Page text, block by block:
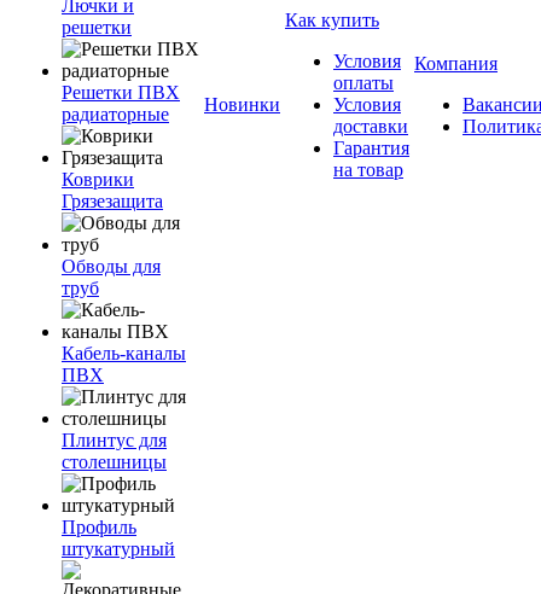
Лючки и
решетки
Решетки ПВХ
радиаторные
Коврики
Грязезащита
Обводы для
труб
Кабель-каналы
ПВХ
Плинтус для
столешницы
Профиль
штукатурный
Новинки
Как купить
Условия
оплаты
Условия
доставки
Гарантия
на товар
Компания